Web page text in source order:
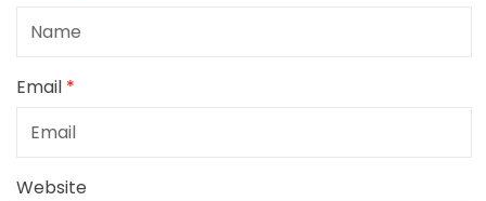
Email *
Website